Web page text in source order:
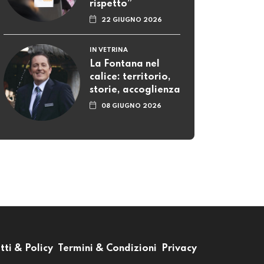
rispetto”
22 GIUGNO 2026
IN VETRINA
La Fontana nel
calice: territorio,
storie, accoglienza
08 GIUGNO 2026
& Policy Termini & Condizioni Privacy